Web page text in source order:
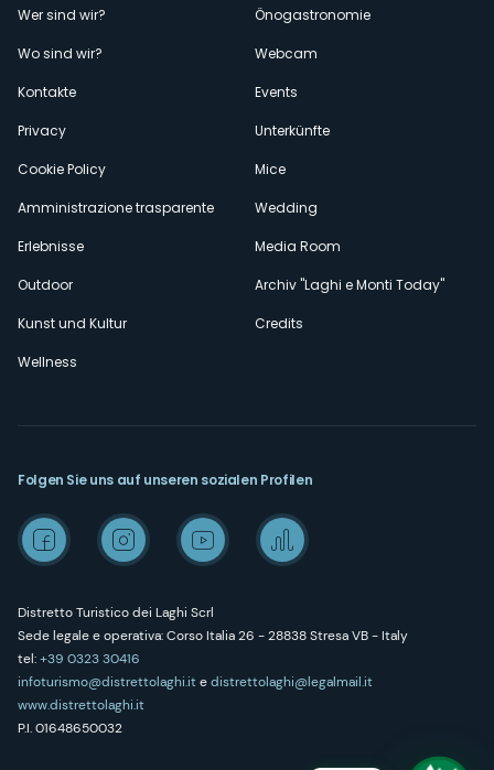
Menù
secondario
Wer sind wir?
Wo sind wir?
Kontakte
Privacy
Cookie Policy
Amministrazione trasparente
Erlebnisse
Outdoor
Kunst und Kultur
Wellness
Önogastronomie
Webcam
Events
Unterkünfte
Mice
Wedding
Media Room
Archiv "Laghi e Monti Today"
Credits
Distretto Turistico dei Laghi Scrl
Sede legale e operativa: Corso Italia 26 - 28838 Stresa VB - Italy
tel:+39 0323 30416
infoturismo@distrettolaghi.itedistrettolaghi@legalmail.it
www.distrettolaghi.it
P.I. 01648650032
Folgen Sie uns auf unseren sozialen Profilen